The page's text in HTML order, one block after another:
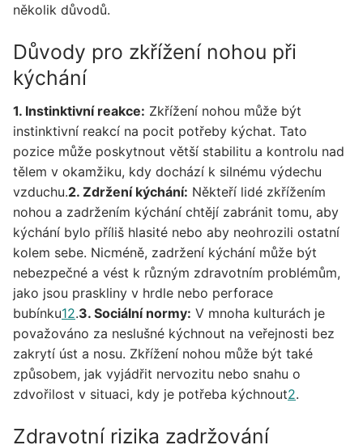
několik důvodů.
Důvody pro zkřížení nohou při
kýchání
1. Instinktivní reakce: Zkřížení nohou může být
instinktivní reakcí na pocit potřeby kýchat. Tato
pozice může poskytnout větší stabilitu a kontrolu nad
tělem v okamžiku, kdy dochází k silnému výdechu
vzduchu.2. Zdržení kýchání: Někteří lidé zkřížením
nohou a zadržením kýchání chtějí zabránit tomu, aby
kýchání bylo příliš hlasité nebo aby neohrozili ostatní
kolem sebe. Nicméně, zadržení kýchání může být
nebezpečné a vést k různým zdravotním problémům,
jako jsou praskliny v hrdle nebo perforace
bubínku12.3. Sociální normy: V mnoha kulturách je
považováno za neslušné kýchnout na veřejnosti bez
zakrytí úst a nosu. Zkřížení nohou může být také
způsobem, jak vyjádřit nervozitu nebo snahu o
zdvořilost v situaci, kdy je potřeba kýchnout2.
Zdravotní rizika zadržování